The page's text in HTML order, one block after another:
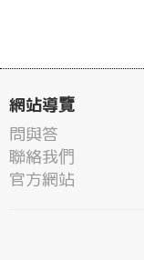
網站導覽
問與答
聯絡我們
官方網站